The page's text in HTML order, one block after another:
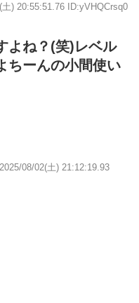
土) 20:55:51.76 ID:yVHQCrsq0
よね？(笑)レベル
ちーんの小間使い
2025/08/02(土) 21:12:19.93